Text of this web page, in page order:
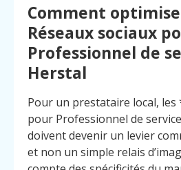
Comment
Réseaux sociaux
Professionnel de
Herstal
Pour un prestataire local, les
pour Professionnel de
doivent devenir un levier
et non un simple relais